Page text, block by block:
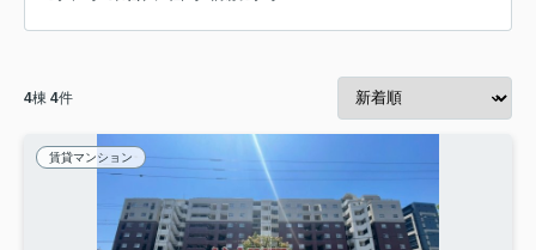
4棟 4件
賃貸マンション